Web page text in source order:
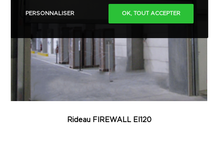
Rideau FIREWALL EI120
PERSONNALISER OK, TOUT ACCEPTER